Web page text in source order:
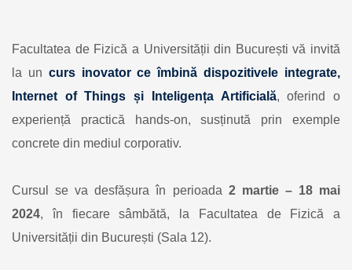
UB
invită
la
curs
inovator
dispozitivele
integrate,
Internet
of
Facultatea de Fizică a Universității din București vă invită
la un curs inovator ce îmbină dispozitivele integrate,
Internet of Things și Inteligența Artificială, oferind o
experiență practică hands-on, susținută prin exemple
concrete din mediul corporativ.
Cursul se va desfășura în perioada 2 martie – 18 mai
2024, în fiecare sâmbătă, la Facultatea de Fizică a
Universității din București (Sala 12).